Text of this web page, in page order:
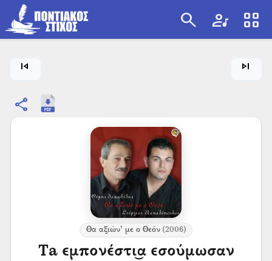
search artist view_cozy
skip_previous skip_next
share
Θα αξιών’ με ο Θεόν(2006)
Τa εμπονέστι͜α εσούμωσαν